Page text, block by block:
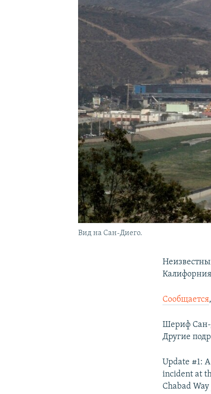
Вид на Сан-Диего.
Сообщается
Шериф Сан-
Другие
Update #1:
incident at
Chabad